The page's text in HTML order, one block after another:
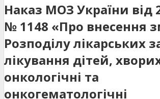
Наказ МОЗ України від
№ 1148 «Про внесення
Розподілу лікарських
лікування дітей,
онкологічні та
онкогематологічні